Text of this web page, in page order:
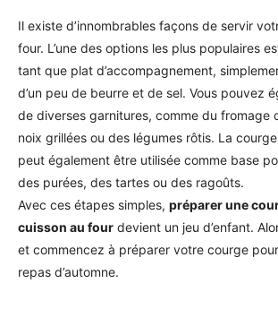
Il existe d’innombrables façons de servir
four. L’une des options les plus populaires
tant que plat d’accompagnement,
d’un peu de beurre et de sel. Vous pouvez
de diverses garnitures, comme du fromage
noix grillées ou des légumes rôtis. La
peut également être utilisée comme base
des purées, des tartes ou des ragoûts.
Avec ces étapes simples, préparer une
cuisson au four devient un jeu d’enfant.
et commencez à préparer votre courge
repas d’automne.